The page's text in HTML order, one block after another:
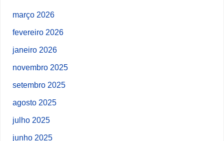
março 2026
fevereiro 2026
janeiro 2026
novembro 2025
setembro 2025
agosto 2025
julho 2025
junho 2025